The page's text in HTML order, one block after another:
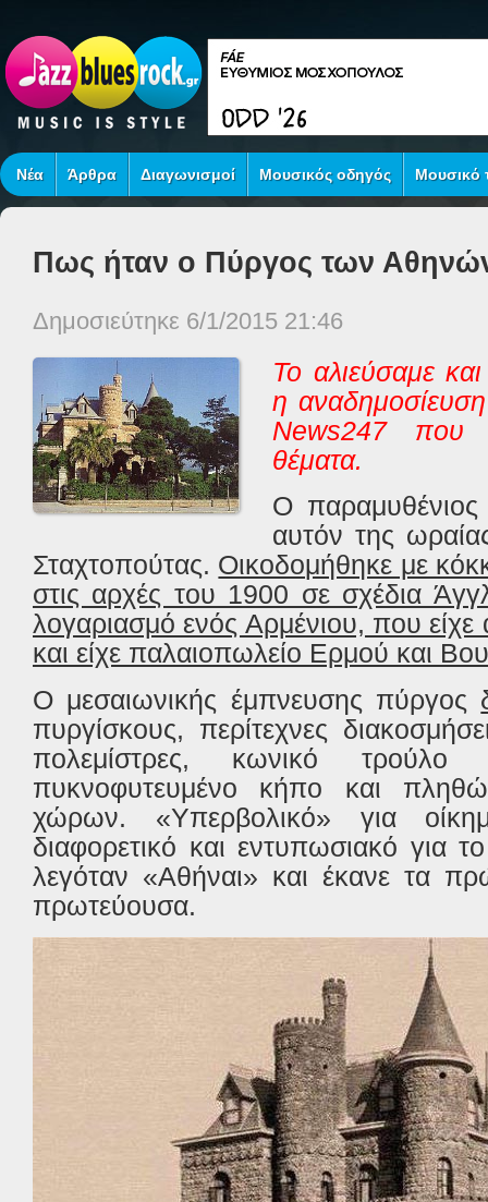
Νέα Άρθρα Διαγωνισμοί Μουσικός οδηγός Μουσικό
Πως ήταν ο Πύργος των
Δημοσιεύτηκε 6/1/2015 21:46
Το αλιεύσαμε και
η
News247 που
θέματα.
Ο
αυτόν της
Σταχτοπούτας. Οικοδομήθηκε με
στις αρχές του 1900 σε σχέδια
λογαριασμό ενός Αρμένιου, που είχε
και είχε παλαιοπωλείο Ερμού και
Ο μεσαιωνικής έμπνευσης πύργος
πυργίσκους, περίτεχνες
πολεμίστρες, κωνικό τρούλο
πυκνοφυτευμένο κήπο και
χώρων. «Υπερβολικό» για
διαφορετικό και εντυπωσιακό για
λεγόταν «Αθήναι» και έκανε τα
πρωτεύουσα.